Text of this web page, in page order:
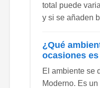
total puede
y si se añaden
¿Qué
ocasiones
El ambiente se
Moderno. Es